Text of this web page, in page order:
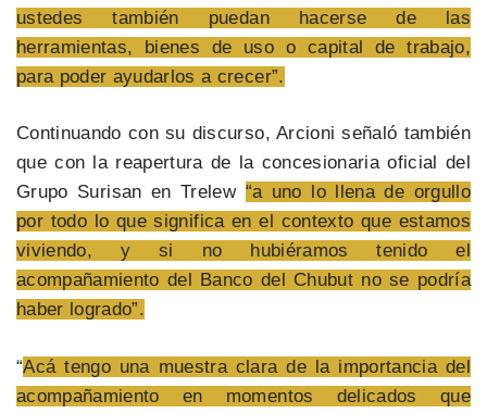
ustedes también puedan hacerse de las
herramientas, bienes de uso o capital de trabajo,
para poder ayudarlos a crecer”.
Continuando con su discurso, Arcioni señaló también
que con la reapertura de la concesionaria oficial del
Grupo Surisan en Trelew “a uno lo llena de orgullo
por todo lo que significa en el contexto que estamos
viviendo, y si no hubiéramos tenido el
acompañamiento del Banco del Chubut no se podría
haber logrado”.
“Acá tengo una muestra clara de la importancia del
acompañamiento en momentos delicados que